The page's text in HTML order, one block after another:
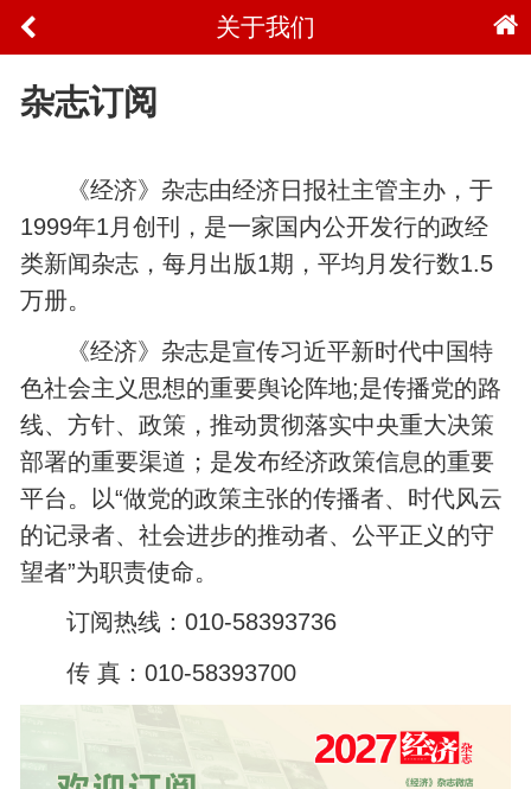
关于我们
杂志订阅
《经济》杂志由经济日报社主管主办，于
1999年1月创刊，是一家国内公开发行的政经
类新闻杂志，每月出版1期，平均月发行数1.5
万册。
《经济》杂志是宣传习近平新时代中国特
色社会主义思想的重要舆论阵地;是传播党的路
线、方针、政策，推动贯彻落实中央重大决策
部署的重要渠道；是发布经济政策信息的重要
平台。以“做党的政策主张的传播者、时代风云
的记录者、社会进步的推动者、公平正义的守
望者”为职责使命。
订阅热线：010-58393736
传 真：010-58393700